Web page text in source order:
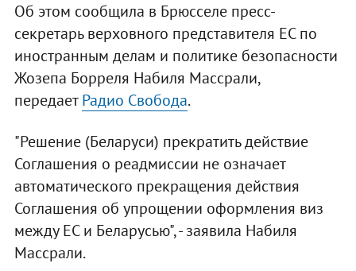
Об этом сообщила в Брюсселе пресс-
секретарь верховного представителя ЕС по
иностранным делам и политике безопасности
Жозепа Борреля Набиля Массрали,
передаетРадио Свобода.
"Решение (Беларуси) прекратить действие
Соглашения о реадмиссии не означает
автоматического прекращения действия
Соглашения об упрощении оформления виз
между ЕС и Беларусью", - заявила Набиля
Массрали.